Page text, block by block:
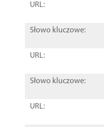
URL:
Słowo kluczowe:
URL:
Słowo kluczowe:
URL: